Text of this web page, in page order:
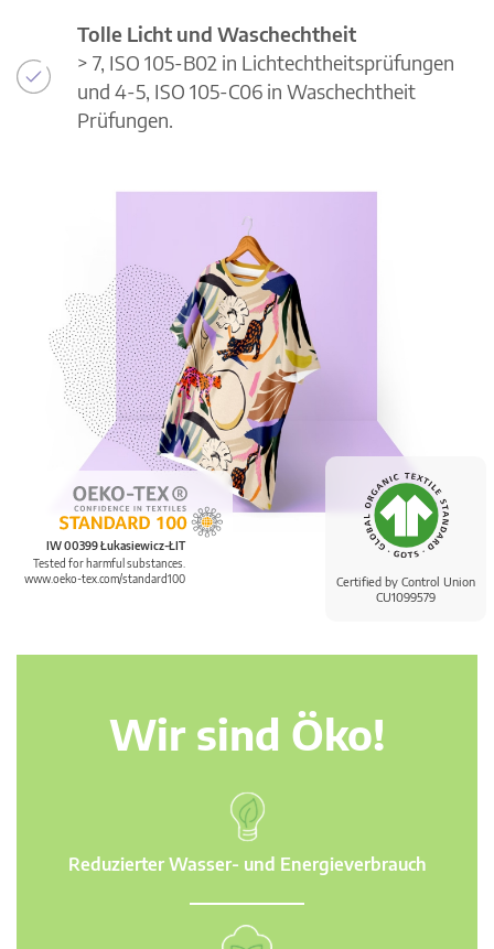
Certified by Control Union
CU1099579
IW 00399 Łukasiewicz-ŁIT
Tested for harmful substances.
www.oeko-tex.com/standard100
Tolle Licht und Waschechtheit
> 7, ISO 105-B02 in Lichtechtheitsprüfungen
und 4-5, ISO 105-C06 in Waschechtheit
Prüfungen.
Wir sind Öko!
Reduzierter Wasser- und Energieverbrauch